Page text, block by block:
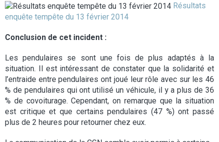
Résultats
enquête tempête du 13 février 2014
Conclusion de cet incident :
Les pendulaires se sont une fois de plus adaptés à la
situation. Il est intéressant de constater que la solidarité et
l’entraide entre pendulaires ont joué leur rôle avec sur les 46
% de pendulaires qui ont utilisé un véhicule, il y a plus de 36
% de covoiturage. Cependant, on remarque que la situation
est critique et que certains pendulaires (47 %) ont passé
plus de 2 heures pour retourner chez eux.